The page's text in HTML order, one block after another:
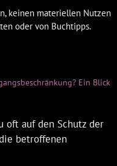
keinen materiellen Nutzen
oder von Buchtipps.
Ein Blick
oft auf den Schutz der
betroffenen